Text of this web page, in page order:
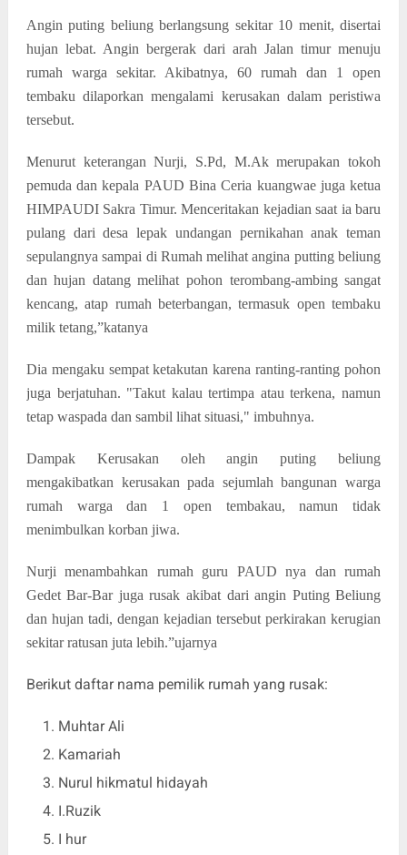
Angin puting beliung berlangsung sekitar 10 menit, disertai
hujan lebat. Angin bergerak dari arah Jalan timur menuju
rumah warga sekitar. Akibatnya, 60 rumah dan 1 open
tembaku dilaporkan mengalami kerusakan dalam peristiwa
tersebut.
Menurut keterangan Nurji, S.Pd, M.Ak merupakan tokoh
pemuda dan kepala PAUD Bina Ceria kuangwae juga ketua
HIMPAUDI Sakra Timur. Menceritakan kejadian saat ia baru
pulang dari desa lepak undangan pernikahan anak teman
sepulangnya sampai di Rumah melihat angina putting beliung
dan hujan datang melihat pohon terombang-ambing sangat
kencang, atap rumah beterbangan, termasuk open tembaku
milik tetang,”katanya
Dia mengaku sempat ketakutan karena ranting-ranting pohon
juga berjatuhan. "Takut kalau tertimpa atau terkena, namun
tetap waspada dan sambil lihat situasi," imbuhnya.
Dampak Kerusakan oleh angin puting beliung
mengakibatkan kerusakan pada sejumlah bangunan warga
rumah warga dan 1 open tembakau, namun tidak
menimbulkan korban jiwa.
Nurji menambahkan rumah guru PAUD nya dan rumah
Gedet Bar-Bar juga rusak akibat dari angin Puting Beliung
dan hujan tadi, dengan kejadian tersebut perkirakan kerugian
sekitar ratusan juta lebih.”ujarnya
Berikut daftar nama pemilik rumah yang rusak:
Muhtar Ali
Kamariah
Nurul hikmatul hidayah
I.Ruzik
I hur